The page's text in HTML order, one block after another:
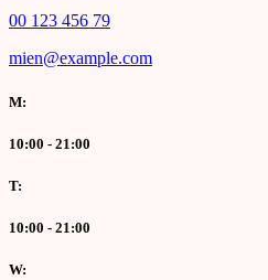
00 123 456 79
mien@example.com
M:
10:00 - 21:00
T:
10:00 - 21:00
W: